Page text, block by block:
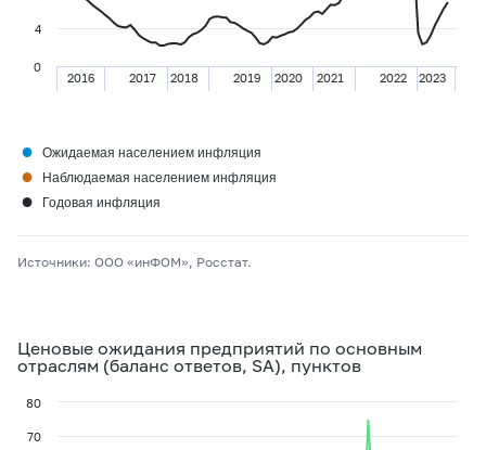
Ценовые ожидания предприятий по основным
отраслям (баланс ответов, SA), пунктов
2016 2017 2018 2019 2020 2021 2022 2023
0
4
● Ожидаемая населением инфляция
● Наблюдаемая населением инфляция
● Годовая инфляция
70
80
Источники: ООО «инФОМ», Росстат.